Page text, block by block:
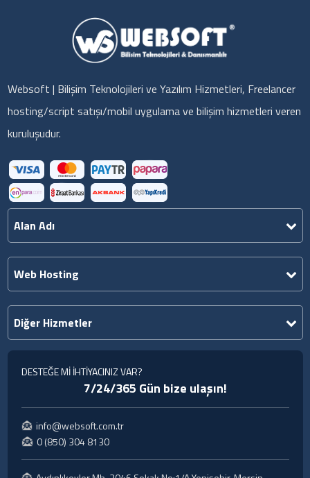
Websoft | Bilişim Teknolojileri ve Yazılım Hizmetleri, Freelancer
hosting/script satışı/mobil uygulama ve bilişim hizmetleri veren
kuruluşudur.
Alan Adı
Web Hosting
Diğer Hizmetler
DESTEĞE Mİ İHTİYACINIZ VAR?
7/24/365 Gün bize ulaşın!
info@websoft.com.tr
0 (850) 304 8130